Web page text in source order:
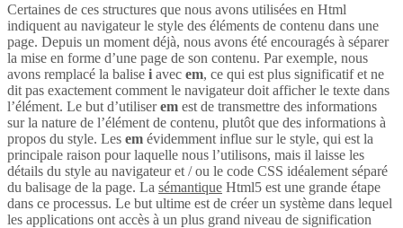
Certaines de ces structures que nous avons utilisées en Html
indiquent au navigateur le style des éléments de contenu dans une
page. Depuis un moment déjà, nous avons été encouragés à séparer
la mise en forme d’une page de son contenu. Par exemple, nous
avons remplacé la balise i avec em, ce qui est plus significatif et ne
dit pas exactement comment le navigateur doit afficher le texte dans
l’élément. Le but d’utiliserem est de transmettre des informations
sur la nature de l’élément de contenu, plutôt que des informations à
propos du style. Les em évidemment influe sur le style, qui est la
principale raison pour laquelle nous l’utilisons, mais il laisse les
détails du style au navigateur et / ou le code CSS idéalement séparé
du balisage de la page. La sémantique Html5 est une grande étape
dans ce processus. Le but ultime est de créer un système dans lequel
les applications ont accès à un plus grand niveau de signification